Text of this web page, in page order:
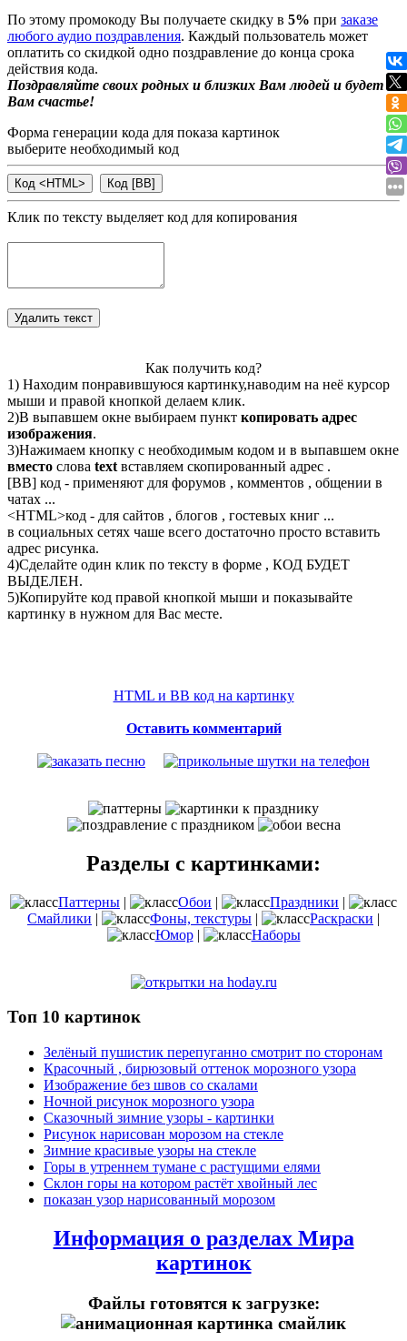
По этому промокоду Вы получаете скидку в 5% при заказе
любого аудио поздравления. Каждый пользователь может
оплатить со скидкой одно поздравление до конца срока
действия кода.
Поздравляйте своих родных и близких Вам людей и будет
Вам счастье!
Форма генерации кода для показа картинок
выберите необходимый код
Клик по тексту выделяет код для копирования
Как получить код?
1) Находим понравившуюся картинку,наводим на неё курсор
мыши и правой кнопкой делаем клик.
2)В выпавшем окне выбираем пункт копировать адрес
изображения.
3)Нажимаем кнопку с необходимым кодом и в выпавшем окне
вместо слова text вставляем скопированный адрес .
[BB] код - применяют для форумов , комментов , общении в
чатах ...
<HTML>код - для сайтов , блогов , гостевых книг ...
в социальных сетях чаше всего достаточно просто вставить
адрес рисунка.
4)Сделайте один клик по тексту в форме , КОД БУДЕТ
ВЫДЕЛЕН.
5)Копируйте код правой кнопкой мыши и показывайте
картинку в нужном для Вас месте.
HTML и BB код на картинку
Оставить комментарий
Разделы с картинками:
Паттерны | Обои | Праздники |
Смайлики | Фоны, текстуры | Раскраски |
Юмор| Наборы
Топ 10 картинок
Зелёный пушистик перепуганно смотрит по сторонам
Красочный , бирюзовый оттенок морозного узора
Изображение без швов со скалами
Ночной рисунок морозного узора
Сказочный зимние узоры - картинки
Рисунок нарисован морозом на стекле
Зимние красивые узоры на стекле
Горы в утреннем тумане с растущими елями
Склон горы на котором растёт хвойный лес
показан узор нарисованный морозом
Информация о разделах Мира
картинок
Файлы готовятся к загрузке: